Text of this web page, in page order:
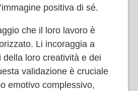
positiva di sé.
che il loro lavoro è
Li incoraggia a
della loro creatività e dei
validazione è cruciale
emotivo complessivo,